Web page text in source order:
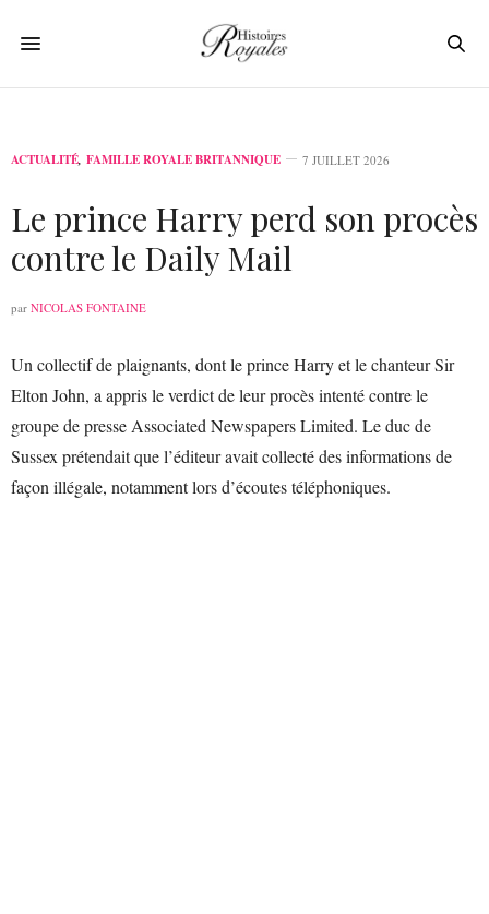
ACTUALITÉ, FAMILLE ROYALE BRITANNIQUE 7 JUILLET 2026
Le prince Harry perd son procès
contre le Daily Mail
par NICOLAS FONTAINE
Un collectif de plaignants, dont le prince Harry et le chanteur Sir
Elton John, a appris le verdict de leur procès intenté contre le
groupe de presse Associated Newspapers Limited. Le duc de
Sussex prétendait que l’éditeur avait collecté des informations de
façon illégale, notamment lors d’écoutes téléphoniques.